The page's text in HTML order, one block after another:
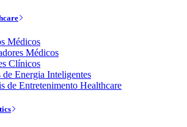
Médicos
Médicos
Clínicos
de Energia Inteligentes
de Entretenimento Healthcare